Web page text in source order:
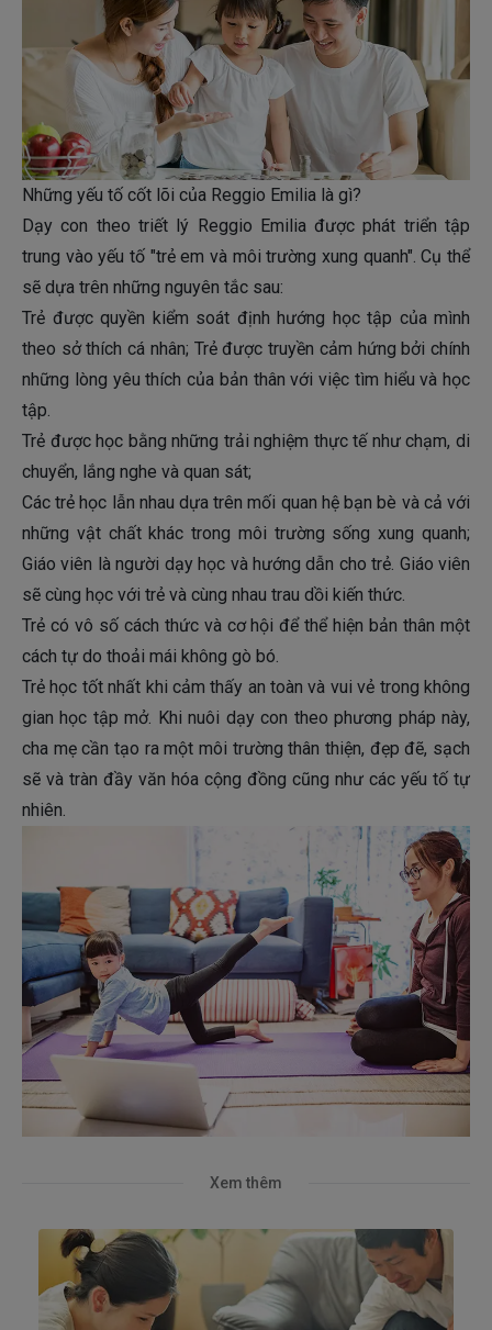
Những yếu tố cốt lõi của Reggio Emilia là gì?
Dạy con theo triết lý Reggio Emilia được phát triển tập
trung vào yếu tố "trẻ em và môi trường xung quanh". Cụ thể
sẽ dựa trên những nguyên tắc sau:
Trẻ được quyền kiểm soát định hướng học tập của mình
theo sở thích cá nhân; Trẻ được truyền cảm hứng bởi chính
những lòng yêu thích của bản thân với việc tìm hiểu và học
tập.
Trẻ được học bằng những trải nghiệm thực tế như chạm, di
chuyển, lắng nghe và quan sát;
Các trẻ học lẫn nhau dựa trên mối quan hệ bạn bè và cả với
những vật chất khác trong môi trường sống xung quanh;
Giáo viên là người dạy học và hướng dẫn cho trẻ. Giáo viên
sẽ cùng học với trẻ và cùng nhau trau dồi kiến thức.
Trẻ có vô số cách thức và cơ hội để thể hiện bản thân một
cách tự do thoải mái không gò bó.
Trẻ học tốt nhất khi cảm thấy an toàn và vui vẻ trong không
gian học tập mở. Khi nuôi dạy con theo phương pháp này,
cha mẹ cần tạo ra một môi trường thân thiện, đẹp đẽ, sạch
sẽ và tràn đầy văn hóa cộng đồng cũng như các yếu tố tự
nhiên.
Xem thêm